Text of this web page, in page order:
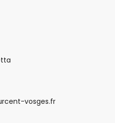
vosges.fr